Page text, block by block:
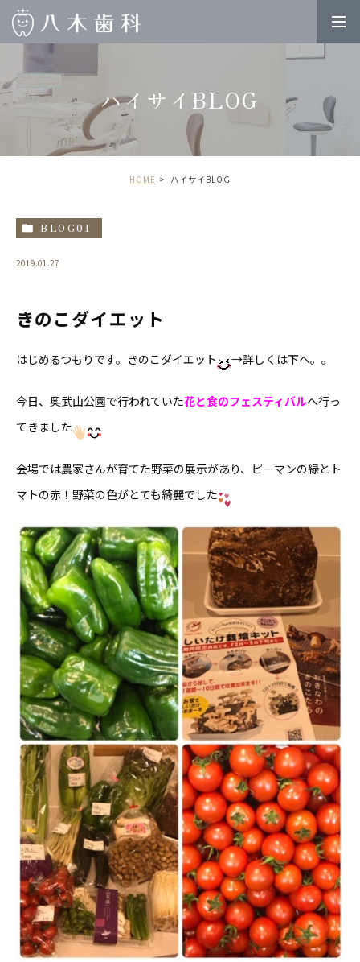
ハイサイBLOG
HOME ハイサイBLOG
BLOG01
2019.01.27
きのこダイエット
はじめるつもりです。きのこダイエット →詳しくは下へ。。
今日、奥武山公園で行われていた花と食のフェスティバルへ行っ
てきました
会場では農家さんが育てた野菜の展示があり、ピーマンの緑とト
マトの赤！野菜の色がとても綺麗でした